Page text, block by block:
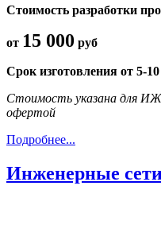
Стоимость разработки
от 15 000 руб
Срок изготовления от 5-
Стоимость указана для
офертой
Подробнее...
Инженерные